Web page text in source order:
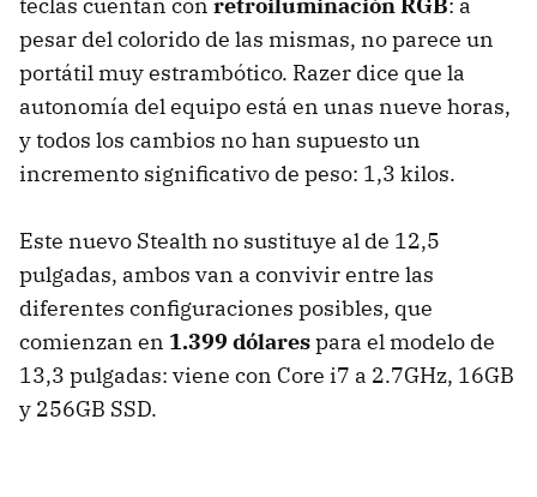
pesar del colorido de las mismas, no parece un
portátil muy estrambótico. Razer dice que la
autonomía del equipo está en unas nueve horas,
y todos los cambios no han supuesto un
incremento significativo de peso: 1,3 kilos.
Este nuevo Stealth no sustituye al de 12,5
pulgadas, ambos van a convivir entre las
diferentes configuraciones posibles, que
comienzan en 1.399 dólarespara el modelo de
13,3 pulgadas: viene con Core i7 a 2.7GHz, 16GB
y 256GB SSD.